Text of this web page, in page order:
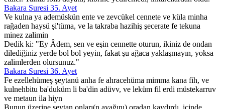
Bakara Suresi 35. Ayet
Ve kulna ya ademüskün ente ve zevcükel cennete ve küla minha
rağaden haysü şi'tüma, ve la takraba hazihiş şecerate fe tekuna
minez zalimin
Dedik ki: "Ey Âdem, sen ve eşin cennette oturun, ikiniz de ondan
dilediğiniz yerde bol bol yeyin, fakat şu ağaca yaklaşmayın, yoksa
zalimlerden olursunuz."
Bakara Suresi 36. Ayet
Fe ezellehümeş şeytanü anha fe ahracehüma mimma kana fih, ve
kulnehbitu ba'duküm li ba'din adüvv, ve leküm fil erdi müstekarruv
ve metaun ila hiyn